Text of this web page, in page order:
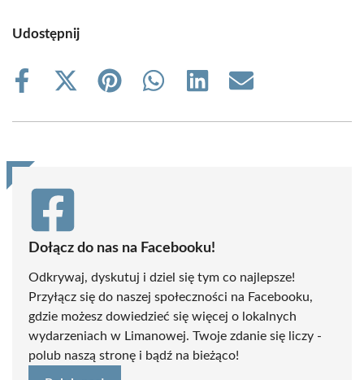
Udostępnij
Share
Share
(Twitter)
Share
Share
Share
Share
Dołącz do nas na Facebooku!
Odkrywaj, dyskutuj i dziel się tym co najlepsze!
Przyłącz się do naszej społeczności na Facebooku,
gdzie możesz dowiedzieć się więcej o lokalnych
wydarzeniach w Limanowej. Twoje zdanie się liczy -
polub naszą stronę i bądź na bieżąco!